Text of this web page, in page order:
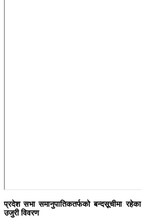
प्रदेश सभा समानुपातिकतर्फको बन्दसूचीमा
उजुरी विवरण